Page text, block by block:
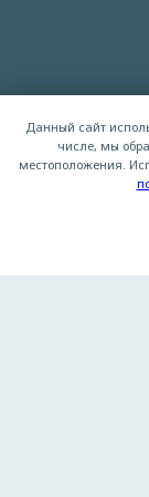
Данный сайт
числе, мы
местоположения.